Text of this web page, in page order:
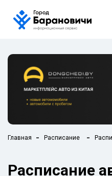
Главная Расписание
Расписание